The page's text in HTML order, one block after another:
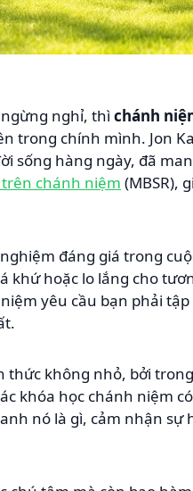
nghỉ, thìchánh
trong chính mình. Jon
sống hàng ngày, đã
chánh niệm (MBSR),
đáng giá trong
khứ hoặc lo lắng cho
yêu cầu bạn phải
thức không nhỏ, bởi
khóa học chánh niệm
nó là gì, cảm nhận sự